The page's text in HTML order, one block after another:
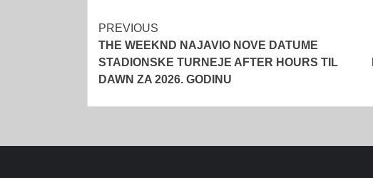
Post
navigation
PREVIOUS
THE WEEKND NAJAVIO NOVE DATUME
STADIONSKE TURNEJE AFTER HOURS TIL
DAWN ZA 2026. GODINU